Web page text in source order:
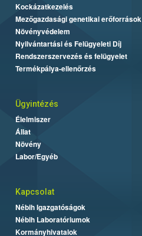
Kockázatkezelés
Mezőgazdasági genetikai erőforrások
Növényvédelem
Nyilvántartási és Felügyeleti Díj
Rendszerszervezés és felügyelet
Termékpálya-ellenőrzés
Ügyintézés
Élelmiszer
Állat
Növény
Labor/Egyéb
Kapcsolat
Nébih Igazgatóságok
Nébih Laboratóriumok
Kormányhivatalok